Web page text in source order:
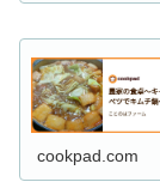
cookpad.com